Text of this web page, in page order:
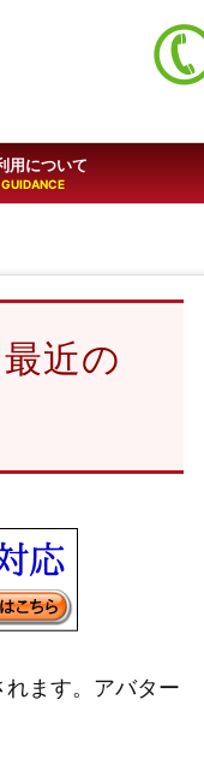
用について
近の
ます。アバター